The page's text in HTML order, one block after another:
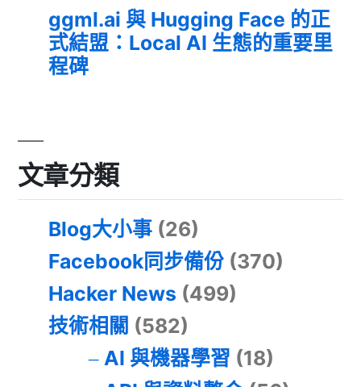
ggml.ai 與 Hugging Face 的正
式結盟：Local AI 生態的重要里
程碑
文章分類
Blog大小事 (26)
Facebook同步備份 (370)
Hacker News (499)
技術相關 (582)
AI 與機器學習 (18)